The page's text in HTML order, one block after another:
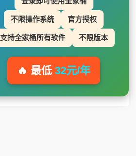
不限操作系统 官方授权
支持全家桶所有软件 不限版本
🔥 最低 32元/年